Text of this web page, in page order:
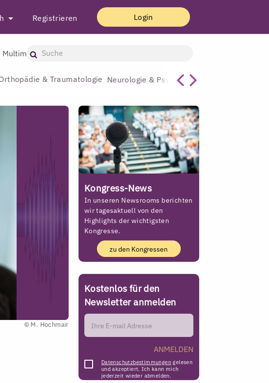
Registrieren Login
Multimedia
& Traumatologie Neurologie & Psychiatrie
© M. Hochmair
Kongress-News
In unseren Newsrooms berichten
wir tagesaktuell von den
Highlights der wichtigsten
Kongresse.
zu den Kongressen
Kostenlos für den
Newsletter anmelden
ANMELDEN
Datenschutzbestimmungen gelesen
und akzeptiert. Ich kann mich
jederzeit wieder abmelden.